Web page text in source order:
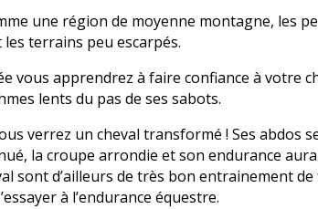
une région de moyenne montagne, les
terrains peu escarpés.
vous apprendrez à faire confiance à votre
lents du pas de ses sabots.
verrez un cheval transformé ! Ses abdos
la croupe arrondie et son endurance
sont d’ailleurs de très bon entrainement
à l’endurance équestre.